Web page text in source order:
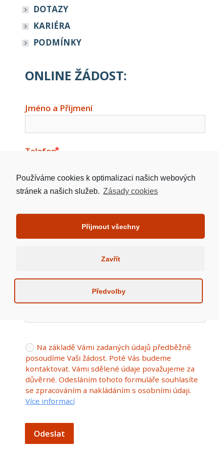
DOTAZY
KARIÉRA
PODMÍNKY
ONLINE ŽÁDOST:
Jméno a Příjmení
Telefon
Email
email
Adresa Nemovitosti
Požadovaná výše úvěru v Kč
Na základě Vámi zadaných údajů předběžně
posoudíme Vaši žádost. Poté Vás budeme
kontaktovat. Vámi sdělené údaje považujeme za
důvěrné. Odesláním tohoto formuláře souhlasíte
se zpracováním a nakládáním s osobními údaji.
Více informací
Odeslat
Používáme cookies k optimalizaci našich webových
stránek a našich služeb. Zásady cookies
Přijmout všechny
Zavřít
Předvolby